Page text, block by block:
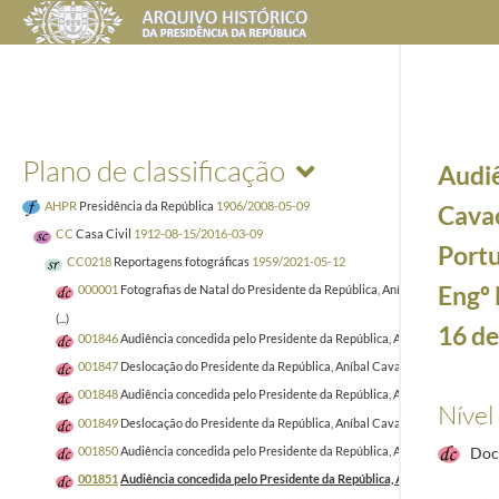
Plano de classificação
AHPR Presidência da República 1906/2008-05-09
CC Casa Civil 1912-08-15/2016-03-09
CC0218 Reportagens fotográficas 1959/2021-05-12
000001 Fotografias de Natal do Presidente da República, Aníbal Cavaco Silva
(...)
001846Audiência concedida pelo Presidente da República, Aníbal Cavaco
001847 Deslocação do Presidente da República, Aníbal Cavaco Silva, à sede
001848Audiência concedida pelo Presidente da República, Aníbal Cavaco
001849 Deslocação do Presidente da República, Aníbal Cavaco Silva, aos
001850Audiência concedida pelo Presidente da República, Aníbal Cavaco
001851 Audiência concedida pelo Presidente da República, Aníbal Cavaco
16
Nível